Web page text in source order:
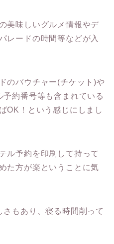
美味しいグルメ情報やデ
レードの時間等などが入
のバウチャー(チケット)や
約番号等も含まれている
OK！という感じにしまし
ル予約を印刷して持って
た方が楽ということに気
もあり、寝る時間削って